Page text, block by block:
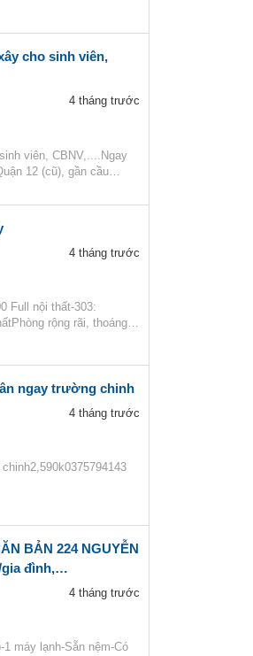
cho sinh viên,
4 tháng trước
viên, CBNV,....Ngay
12 (cũ), gần cầu…
4 tháng trước
Full nội thất-303:
rộng rãi, thoáng…
ngay trường chinh
4 tháng trước
BẢN 224 NGUYỄN
gia đình,…
4 tháng trước
máy lạnh-Sẵn nệm-Có